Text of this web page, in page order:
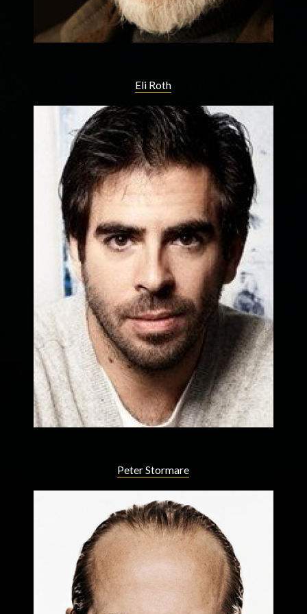
Eli Roth
Peter Stormare